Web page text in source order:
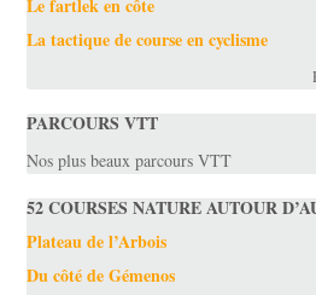
Le fartlek en côte
La tactique de course en cyclisme
PARCOURS VTT
Nos plus beaux parcours VTT
52 COURSES NATURE AUTOUR
Plateau de l’Arbois
Du côté de Gémenos